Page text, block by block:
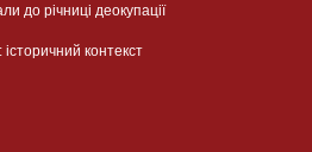
до річниці деокупації
історичний контекст